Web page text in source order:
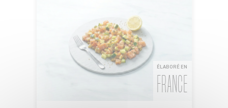
ÉLABORÉ EN
FRANCE